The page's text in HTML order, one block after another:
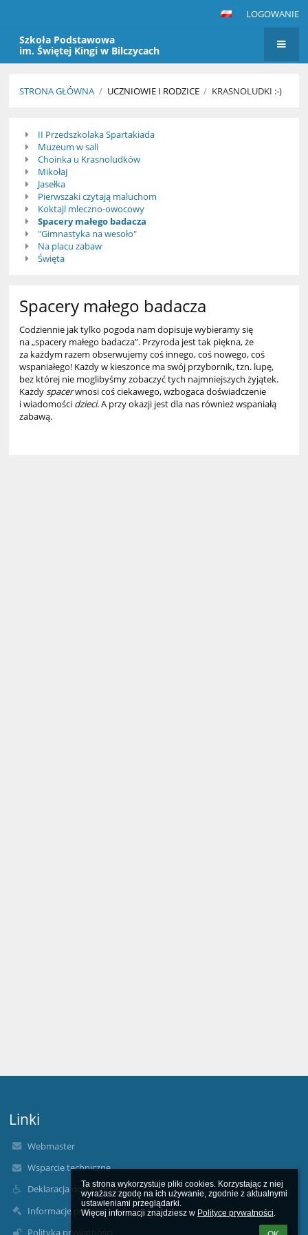
Ta strona wykorzystuje pliki cookies. Korzystając z niej
wyrażasz zgodę na ich używanie, zgodnie z aktualnymi
ustawieniami przeglądarki.
Więcej informacji znajdziesz w Polityce prywatności.
LOGOWANIE
Szkoła Podstawowa
im. Świętej Kingi w Bilczycach
STRONA GŁÓWNA / UCZNIOWIE I RODZICE / KRASNOLUDKI :-)
Krasnoludki
:-)
II Przedszkolaka Spartakiada
Muzeum w sali
Choinka u Krasnoludków
Mikołaj
Jasełka
Pierwszaki czytają maluchom
Koktajl mleczno-owocowy
Spacery małego badacza
"Gimnastyka na wesoło"
Na placu zabaw
Święta
Spacery małego badacza
Codziennie jak tylko pogoda nam dopisuje wybieramy się
na „spacery małego badacza”. Przyroda jest tak piękna, że
za każdym razem obserwujemy coś innego, coś nowego, coś
wspaniałego! Każdy w kieszonce ma swój przybornik, tzn. lupę,
bez której nie moglibyśmy zobaczyć tych najmniejszych żyjątek.
Każdyspacerwnosi coś ciekawego, wzbogaca doświadczenie
i wiadomości dzieci. A przy okazji jest dla nas również wspaniałą
zabawą.
Linki
Webmaster
Wsparcie techniczne
Deklaracja dostępności
Informacje prawne
Polityka prywatności